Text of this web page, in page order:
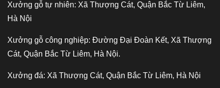
Xưởng gỗ tự nhiên: Xã Thượng Cát, Quận Bắc Từ Liêm,
Hà Nội
Xưởng gỗ công nghiệp: Đường Đại Đoàn Kết, Xã Thượng
Cát, Quận Bắc Từ Liêm, Hà Nội.
Xưởng đá: Xã Thượng Cát, Quận Bắc Từ Liêm, Hà Nội